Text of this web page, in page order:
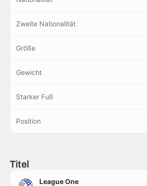
Zweite Nationalität
Größe
Gewicht
Starker Fuß
Position
Titel
League One